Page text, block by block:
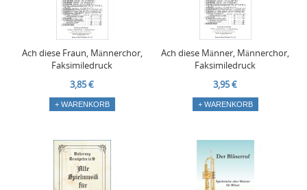
Ach diese Fraun, Männerchor,
Faksimiledruck
3,85 €
+ WARENKORB
Ach diese Männer, Männerchor,
Faksimiledruck
3,95 €
+ WARENKORB